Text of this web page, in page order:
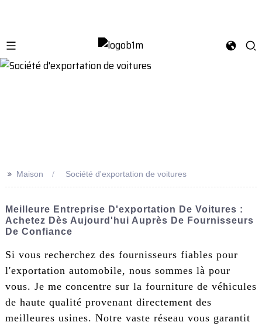
>> Maison Société d'exportation de voitures
Meilleure Entreprise D'exportation De Voitures :
Achetez Dès Aujourd'hui Auprès De Fournisseurs
De Confiance
Si vous recherchez des fournisseurs fiables pour
l'exportation automobile, nous sommes là pour
vous. Je me concentre sur la fourniture de véhicules
de haute qualité provenant directement des
meilleures usines. Notre vaste réseau vous garantit